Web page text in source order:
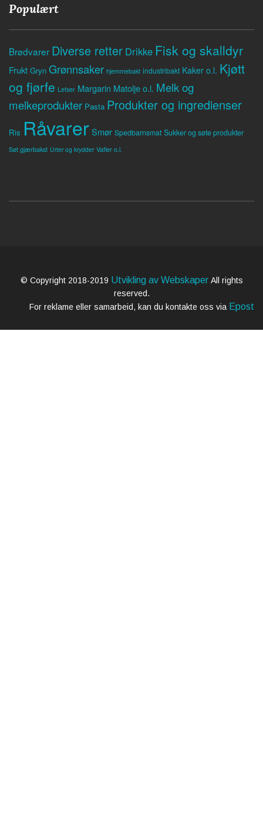
Populært
Brødvarer Diverse retter Drikke Fisk og skalldyr
Frukt Gryn Grønnsaker hjemmebakt industribakt Kaker o.l. Kjøtt
og fjørfe Lefser Margarin Matolje o.l. Melk og
melkeprodukter Pasta Produkter og ingredienser
Ris RåvarerSmør Spedbarnsmat Sukker og søte produkter
Søt gjærbakst Urter og krydder Vafler o.l.
© Copyright 2018-2019 Utvikling av Webskaper All rights
reserved.
For reklame eller samarbeid, kan du kontakte oss via Epost